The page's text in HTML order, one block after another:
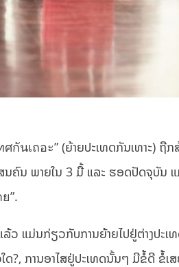
กันเถอะ” (ຍ້າຍປະເທດກັນເທາະ) ຖື
ຄົນ ພາຍໃນ 3 ມື້ ແລະ ຮອດປັດຈຸບັນ
”.
ແມ່ນກ່ຽວກັບການຍ້າຍໄປຢູ່ຕ່າງປະເ
ດ?, ການອາໄສຢູ່ປະເທດນັ້ນໆ ມີຂໍ້ດີ ຂໍ້ເ